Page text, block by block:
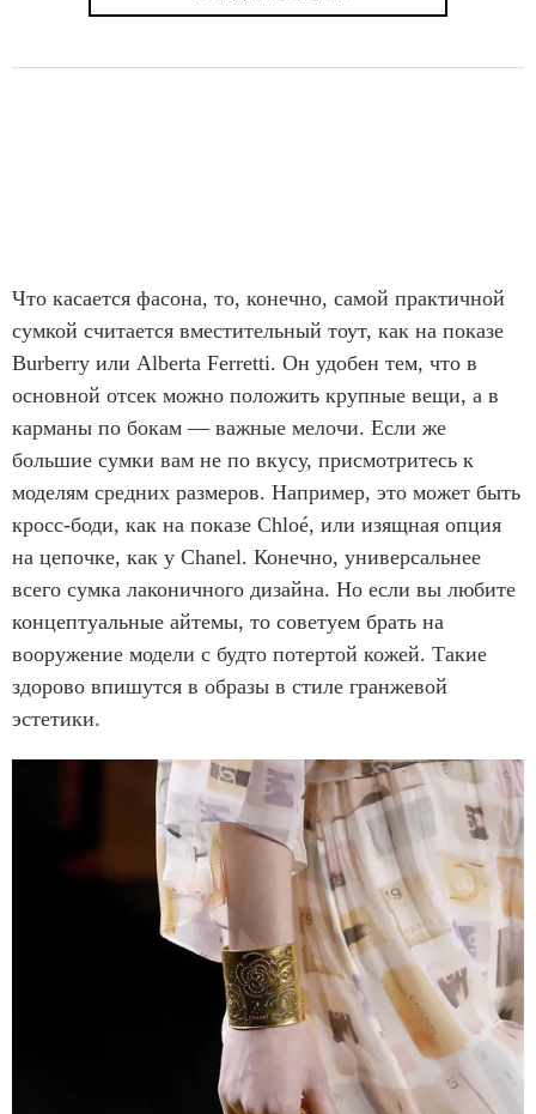
Что касается фасона, то, конечно, самой практичной
сумкой считается вместительный тоут, как на показе
Burberry или Alberta Ferretti. Он удобен тем, что в
основной отсек можно положить крупные вещи, а в
карманы по бокам — важные мелочи. Если же
большие сумки вам не по вкусу, присмотритесь к
моделям средних размеров. Например, это может быть
кросс-боди, как на показе Chloé, или изящная опция
на цепочке, как у Chanel. Конечно, универсальнее
всего сумка лаконичного дизайна. Но если вы любите
концептуальные айтемы, то советуем брать на
вооружение модели с будто потертой кожей. Такие
здорово впишутся в образы в стиле гранжевой
эстетики.